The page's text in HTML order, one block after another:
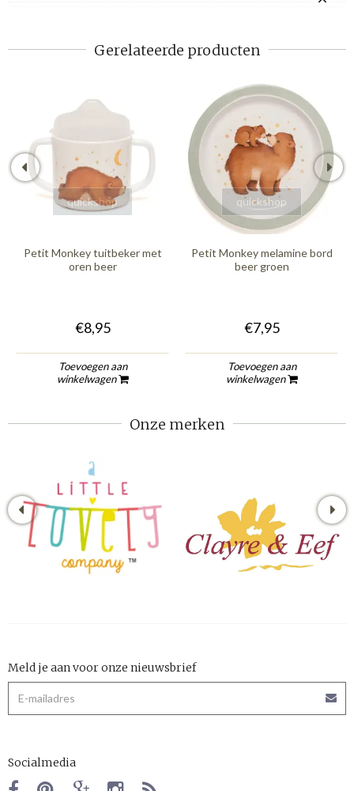
Gerelateerde producten
quickshop
Petit Monkey tuitbeker met
oren beer
€8,95
Toevoegen aan
winkelwagen
quickshop
Petit Monkey melamine bord
beer groen
€7,95
Toevoegen aan
winkelwagen
Onze merken
Meld je aan voor onze nieuwsbrief
Socialmedia